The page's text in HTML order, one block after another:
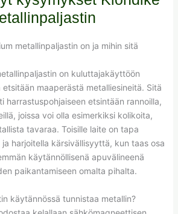
metallinpaljastin on ja mihin sitä
on kuluttajakäyttöön
maaperästä metalliesineitä. Sitä
harrastuspohjaiseen etsintään rannoilla,
joissa voi olla esimerkiksi kolikoita,
tavaraa. Toisille laite on tapa
harjoitella kärsivällisyyttä, kun taas osa
käytännöllisenä apuvälineenä
paikantamiseen omalta pihalta.
käytännössä tunnistaa metallin?